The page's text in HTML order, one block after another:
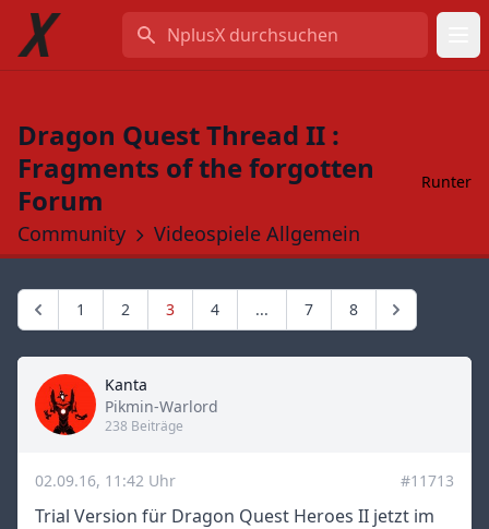
NplusX durchsuchen
Dragon Quest Thread II :
Fragments of the forgotten
Forum
Community Videospiele Allgemein
Runter
1 2 3 4 ... 7 8
Kanta
Title
Pikmin-Warlord
238 Beiträge
02.09.16, 11:42 Uhr #11713
Trial Version für Dragon Quest Heroes II jetzt im